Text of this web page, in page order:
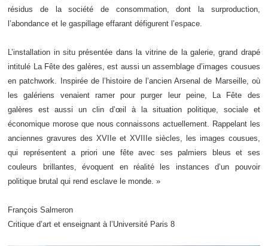
résidus de la société de consommation, dont la surproduction,
l’abondance et le gaspillage effarant défigurent l’espace.
L’installation in situ présentée dans la vitrine de la galerie, grand drapé
intitulé
La Fête des galères , est aussi un assemblage d’images cousues
en patchwork. Inspirée de l’histoire de l’ancien Arsenal de Marseille, où
les galériens venaient ramer pour purger leur peine,
La Fête des
galères
est aussi un clin d’œil à la situation politique, sociale et
économique morose que nous connaissons actuellement. Rappelant les
anciennes gravures des XVIIe et XVIIIe siècles, les images cousues,
qui représentent a priori une fête avec ses palmiers bleus et ses
couleurs brillantes, évoquent en réalité les instances d’un pouvoir
politique brutal qui rend esclave le monde. »
François Salmeron
Critique d’art et enseignant à l’Université Paris 8